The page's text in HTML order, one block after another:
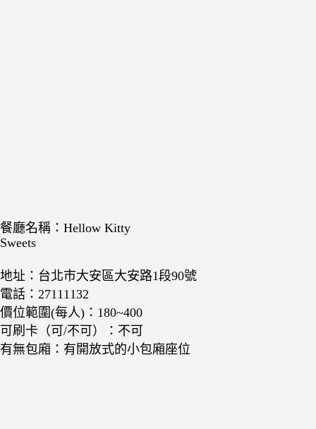
餐廳名稱：Hellow Kitty
Sweets
地址：台北市大安區大安路1段90號
電話：27111132
價位範圍(每人)：180~400
可刷卡（可/不可）：不可
有無包廂：有開放式的小包廂座位